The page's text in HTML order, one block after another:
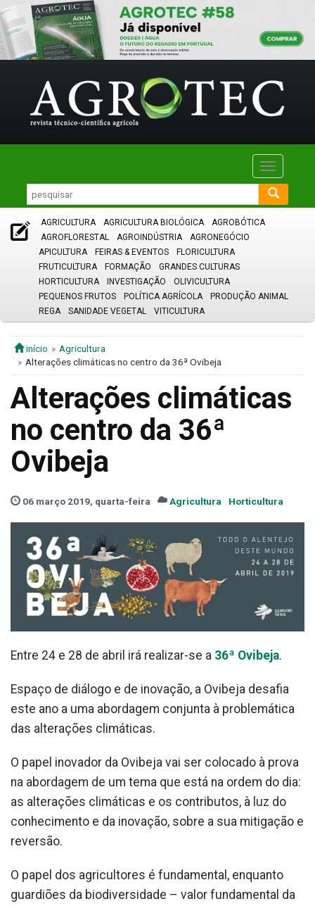
Toggle
AGRICULTURA AGRICULTURA BIOLÓGICA
AGROBÓTICA
AGROFLORESTAL
AGROINDÚSTRIA
AGRONEGÓCIO
APICULTURA
FEIRAS & EVENTOS
FLORICULTURA
FRUTICULTURA
FORMAÇÃO
GRANDES CULTURAS
HORTICULTURA
INVESTIGAÇÃO
OLIVICULTURA
PEQUENOS FRUTOS
POLÍTICA AGRÍCOLA
PRODUÇÃO ANIMAL
REGA
SANIDADE VEGETAL VITICULTURA
início
Agricultura
Alterações climáticas no centro da 36ª Ovibeja
Alterações climáticas
no centro da 36ª
Ovibeja
06 março 2019, quarta-feira Agricultura Horticultura
Entre 24 e 28 de abril irá realizar-se a 36ª Ovibeja.
Espaço de diálogo e de inovação, a Ovibeja desafia
este ano a uma abordagem conjunta à problemática
das alterações climáticas.
O papel inovador da Ovibeja vai ser colocado à prova
na abordagem de um tema que está na ordem do dia:
as alterações climáticas e os contributos, à luz do
conhecimento e da inovação, sobre a sua mitigação e
reversão.
O papel dos agricultores é fundamental, enquanto
guardiões da biodiversidade – valor fundamental da